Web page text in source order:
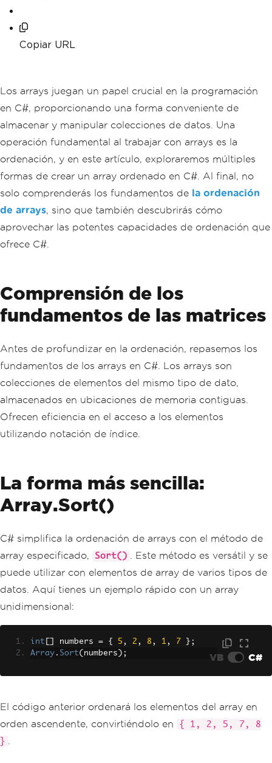
Copiar URL
Los arrays juegan un papel crucial en la programación
en C#, proporcionando una forma conveniente de
almacenar y manipular colecciones de datos. Una
operación fundamental al trabajar con arrays es la
ordenación, y en este artículo, exploraremos múltiples
formas de crear un array ordenado en C#. Al final, no
solo comprenderás los fundamentos de la ordenación
de arrays, sino que también descubrirás cómo
aprovechar las potentes capacidades de ordenación que
ofrece C#.
Comprensión de los
fundamentos de las matrices
Antes de profundizar en la ordenación, repasemos los
fundamentos de los arrays en C#. Los arrays son
colecciones de elementos del mismo tipo de dato,
almacenados en ubicaciones de memoria contiguas.
Ofrecen eficiencia en el acceso a los elementos
utilizando notación de índice.
La forma más sencilla:
Array.Sort()
C# simplifica la ordenación de arrays con el método de
array especificado,
Sort()
. Este método es versátil y se
puede utilizar con elementos de array de varios tipos de
datos. Aquí tienes un ejemplo rápido con un array
unidimensional:
int numbers = { 5 , 2 , 8 , 1, 7
};
Array . Sort( numbers ); VB C#
El código anterior ordenará los elementos del array en
orden ascendente, convirtiéndolo en
{ 1, 2, 5, 7, 8
}